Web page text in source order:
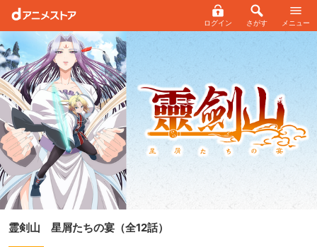
ログイン さがす メニュー
霊剣山 星屑たちの宴 （全12話）